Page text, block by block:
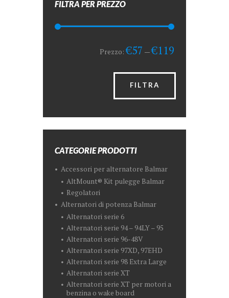
FILTRA PER PREZZO
FILTRA
Prezzo:€57 —€119
CATEGORIE PRODOTTI
Accessori per alternatore Balmar
AltMount® Kit pulegge Balmar
Regolatori
Alternatori di potenza Balmar
Alternatori serie 6
Alternatori serie 94 – 94LY – 95
Alternatori serie 96-48V
Alternatori serie 97XD, 97EHD
Alternatori serie 98 Extra Large
Alternatori serie XT
Alternatori serie XT per motori a
benzina o wake board